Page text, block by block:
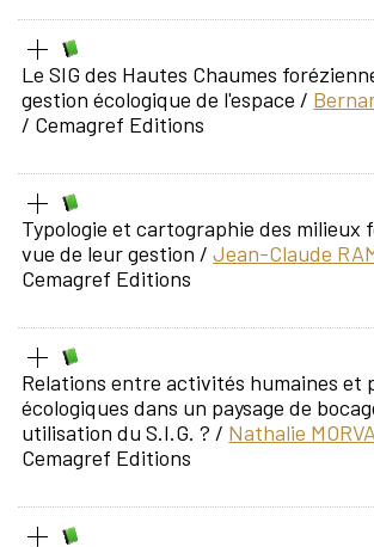
Le SIG des Hautes Chaumes
gestion écologique de l'espace /
/ Cemagref Editions
Typologie et cartographie des milieux
vue de leur gestion /Jean-Claude
Cemagref Editions
Relations entre activités humaines et
écologiques dans un paysage de
utilisation du S.I.G. ? / Nathalie
Cemagref Editions